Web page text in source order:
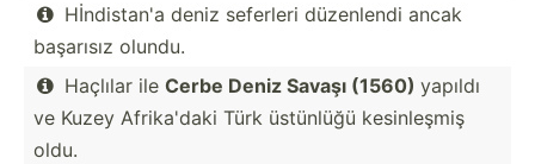

Hİndis­tan'a deniz seferleri düzenlendi ancak
başarısız olundu.
 Haçlılar ile Cerbe Deniz Savaşı (1560) yapıldı
ve Kuzey Afrika­'daki Türk üstünlüğü kesinl­eşmiş
oldu.